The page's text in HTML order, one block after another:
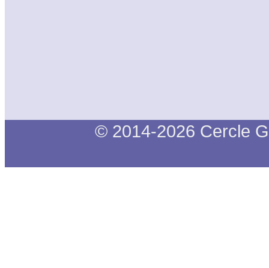
© 2014-2026 Cercle